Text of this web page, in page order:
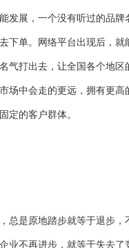
发展，一个没有听过的品牌
下单。网络平台出现后，就
气打出去，让全国各个地区
场中会走的更远，拥有更高
定的客户群体。
总是原地踏步就等于退步
业不再进步，就等于失去了